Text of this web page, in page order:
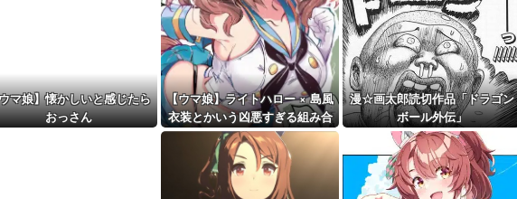
とかいう凶悪すぎる組み合...
い。食品消費税減税（8%→1%...
ル選手は誰？
督も満足の結果「めちゃくち...
凸シャカール、中距離先行編成...
2か月置きに実装予定！第...
マ娘】懐かしいと感じたら
おっさん
【ウマ娘】ライトハロー × 島風
衣装とかいう凶悪すぎる組み合
わせｗｗｗ「大変なことに…」
漫☆画太郎読切作品「ドラゴン
ボール外伝」